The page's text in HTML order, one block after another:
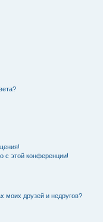
с этой конференции!
моих друзей и недругов?